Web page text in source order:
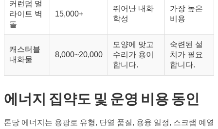
커런덤 멀
라이트 벽
돌
15,000+
뛰어난 내화
학성
가장 높은
비용
캐스터블
내화물
8,000~20,000
모양에 맞고
수리가 용이
합니다.
숙련된 설
치가 필요
합니다.
에너지 집약도 및 운영 비용 동인
톤당 에너지는 용광로 유형, 단열 품질, 용융 일정, 스크랩 예열